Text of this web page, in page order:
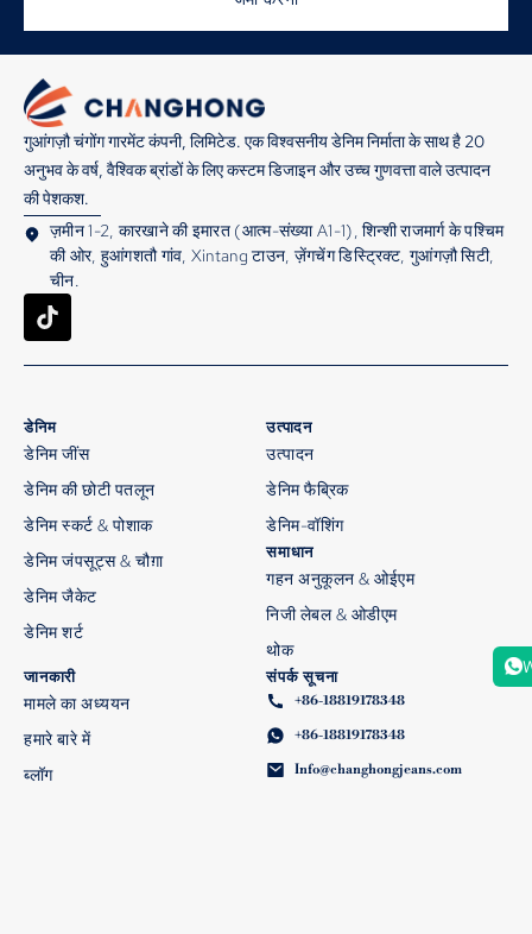
गुआंगज़ौ चंगोंग गारमेंट कंपनी, लिमिटेड. एक विश्वसनीय डेनिम निर्माता के साथ है 20
अनुभव के वर्ष, वैश्विक ब्रांडों के लिए कस्टम डिजाइन और उच्च गुणवत्ता वाले उत्पादन
की पेशकश.
ज़मीन 1-2, कारखाने की इमारत (आत्म-संख्या A1-1), शिन्शी राजमार्ग के पश्चिम
की ओर, हुआंगशतौ गांव, Xintang टाउन, ज़ेंगचेंग डिस्ट्रिक्ट, गुआंगज़ौ सिटी,
चीन.
डेनिम
डेनिम जींस
डेनिम की छोटी पतलून
डेनिम स्कर्ट & पोशाक
डेनिम जंपसूट्स & चौग़ा
डेनिम जैकेट
डेनिम शर्ट
उत्पादन
उत्पादन
डेनिम फैब्रिक
डेनिम-वॉशिंग
समाधान
गहन अनुकूलन & ओईएम
निजी लेबल & ओडीएम
थोक
जानकारी
मामले का अध्ययन
हमारे बारे में
ब्लॉग
संपर्क सूचना
+86-18819178348
+86-18819178348
Info@changhongjeans.com